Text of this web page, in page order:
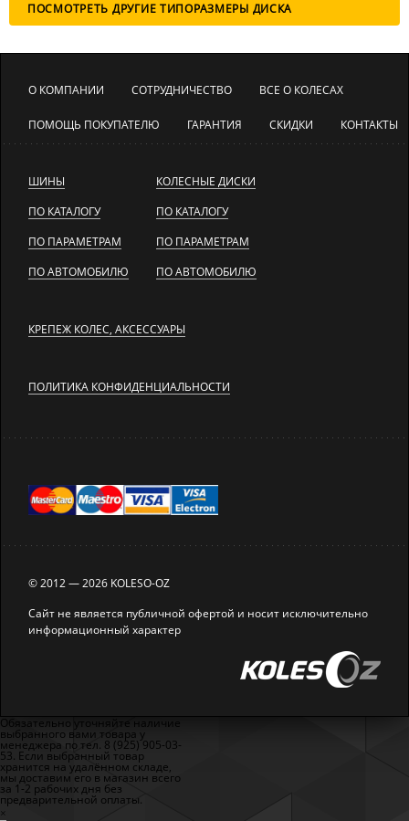
ПОСМОТРЕТЬ ДРУГИЕ ТИПОРАЗМЕРЫ ДИСКА
О КОМПАНИИ СОТРУДНИЧЕСТВО ВСЕ О КОЛЕСАХ
ПОМОЩЬ ПОКУПАТЕЛЮ ГАРАНТИЯ СКИДКИ КОНТАКТЫ
ШИНЫ
ПО КАТАЛОГУ
ПО ПАРАМЕТРАМ
ПО АВТОМОБИЛЮ
КОЛЕСНЫЕ ДИСКИ
ПО КАТАЛОГУ
ПО ПАРАМЕТРАМ
ПО АВТОМОБИЛЮ
КРЕПЕЖ КОЛЕС, АКСЕССУАРЫ
ПОЛИТИКА КОНФИДЕНЦИАЛЬНОСТИ
© 2012 — 2026 KOLESO-OZ
Сайт не является публичной офертой и носит исключительно
информационный характер
Обязательно уточняйте наличие
выбранного вами товара у
менеджера по тел. 8 (925) 905-03-
53. Если выбранный товар
хранится на удалённом складе,
мы доставим его в магазин всего
за 1-2 рабочих дня без
предварительной оплаты.
×